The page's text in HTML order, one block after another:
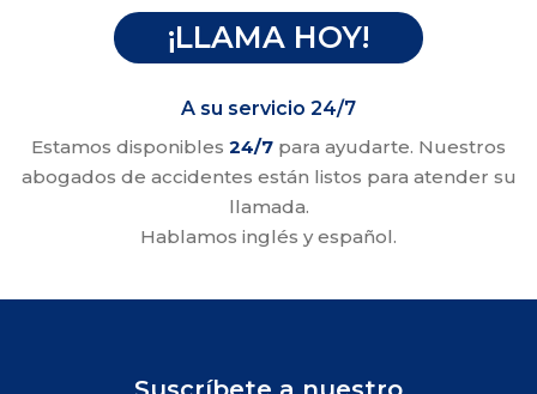
¡LLAMA HOY!
A su servicio 24/7
Estamos disponibles 24/7 para ayudarte. Nuestros
abogados de accidentes están listos para atender su
llamada.
Hablamos inglés y español.